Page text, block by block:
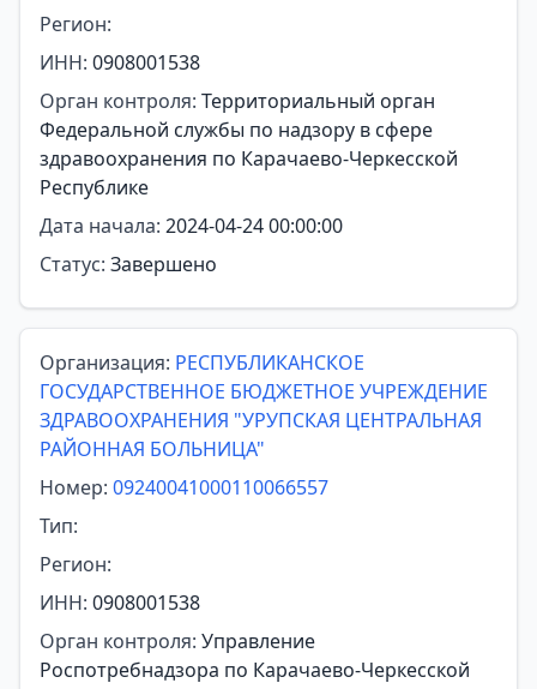
Регион:
ИНН: 0908001538
Орган контроля: Территориальный орган
Федеральной службы по надзору в сфере
здравоохранения по Карачаево-Черкесской
Республике
Дата начала: 2024-04-24 00:00:00
Статус: Завершено
Организация: РЕСПУБЛИКАНСКОЕ
ГОСУДАРСТВЕННОЕ БЮДЖЕТНОЕ УЧРЕЖДЕНИЕ
ЗДРАВООХРАНЕНИЯ "УРУПСКАЯ ЦЕНТРАЛЬНАЯ
РАЙОННАЯ БОЛЬНИЦА"
Номер: 09240041000110066557
Тип:
Регион:
ИНН: 0908001538
Орган контроля: Управление
Роспотребнадзора по Карачаево-Черкесской